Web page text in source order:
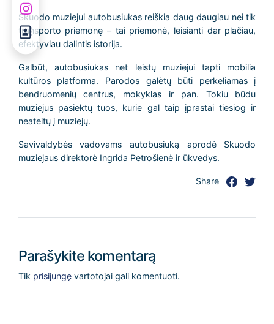
Skuodo muziejui autobusiukas reiškia daug daugiau nei tik
transporto priemonę – tai priemonė, leisianti dar plačiau,
efektyviau dalintis istorija.
Galbūt, autobusiukas net leistų muziejui tapti mobilia
kultūros platforma. Parodos galėtų būti perkeliamas į
bendruomenių centrus, mokyklas ir pan. Tokiu būdu
muziejus pasiektų tuos, kurie gal taip įprastai tiesiog ir
neateitų į muziejų.
Savivaldybės vadovams autobusiuką aprodė Skuodo
muziejaus direktorė Ingrida Petrošienė ir ūkvedys.
Share
Parašykite komentarą
Tik prisijungęvartotojai gali komentuoti.